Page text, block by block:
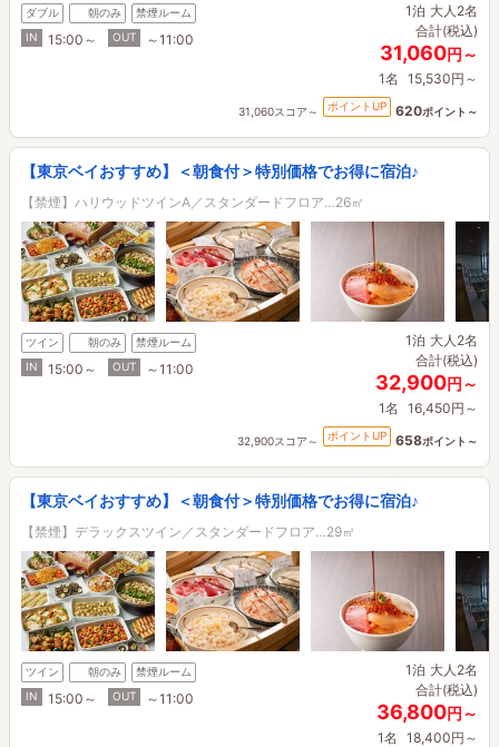
ダブル 朝のみ
禁煙ルーム
IN
15:00～ OUT ～11:00
1泊 大人2名
合計(税込)
31,060円～
1名 15,530円～
31,060スコア～ ポイントUP 620ポイント～
【東京ベイおすすめ】＜朝食付＞特別価格でお得に宿泊♪
【禁煙】ハリウッドツインA／スタンダードフロア…26㎡
ツイン 朝のみ
禁煙ルーム
IN
15:00～ OUT ～11:00
1泊 大人2名
合計(税込)
32,900円～
1名 16,450円～
32,900スコア～ ポイントUP 658ポイント～
【東京ベイおすすめ】＜朝食付＞特別価格でお得に宿泊♪
【禁煙】デラックスツイン／スタンダードフロア…29㎡
ツイン 朝のみ
禁煙ルーム
IN
15:00～ OUT ～11:00
1泊 大人2名
合計(税込)
36,800円～
1名 18,400円～